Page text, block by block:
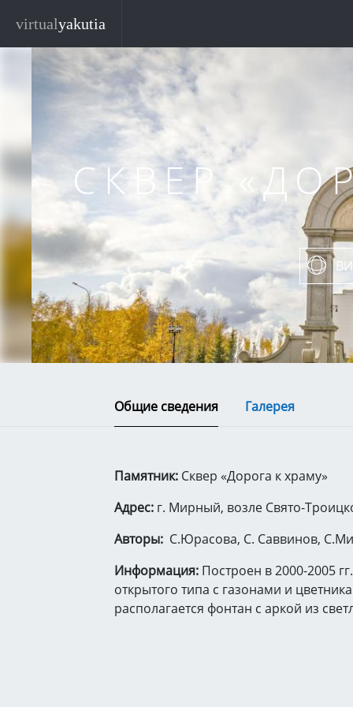
virtualyakutia
СКВЕР
Общие сведения Галерея
Памятник: Сквер «Дорога к храму»
Адрес: г. Мирный, возле Свято-
Авторы: С.Юрасова, С. Саввинов,
Информация: Построен в 2000-2005
открытого типа с газонами и
располагается фонтан с аркой из